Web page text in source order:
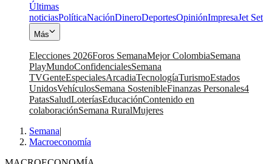
Últimas
noticiasPolíticaNaciónDineroDeportesOpiniónImpresaJet Set
Más
Elecciones 2026Foros SemanaMejor ColombiaSemana
PlayMundoConfidencialesSemana
TVGenteEspecialesArcadiaTecnologíaTurismoEstados
UnidosVehículosSemana SostenibleFinanzas Personales4
PatasSaludLoteríasEducaciónContenido en
colaboraciónSemana RuralMujeres
Semana|
Macroeconomía